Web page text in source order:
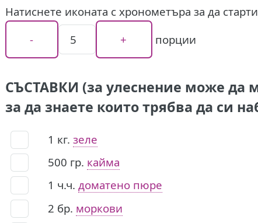
Натиснете иконата с хронометъра за да
порции
СЪСТАВКИ (за улеснение може да
за да знаете които трябва да си
1 кг. зеле
500 гр. кайма
1 ч.ч. доматено пюре
2 бр. моркови